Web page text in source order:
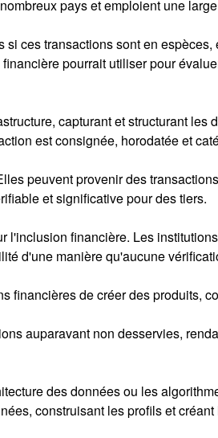
pays et emploient une
ces transactions sont en
pourrait utiliser pour
capturant et structurant les
est consignée, horodatée et
peuvent provenir des
et significative pour des tiers.
financière. Les
d'une manière qu'aucune
financières de créer des produits,
auparavant non desservies,
des données ou les
construisant les profils et